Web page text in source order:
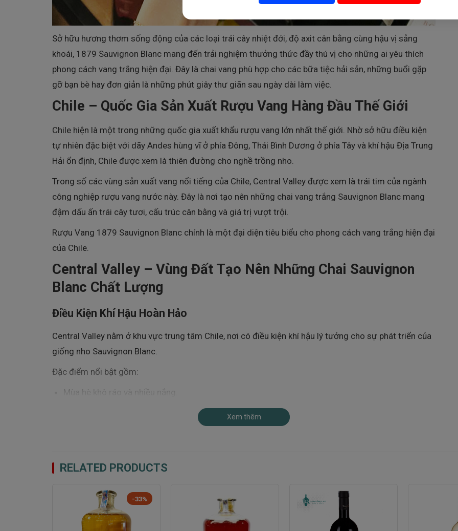
Sở hữu hương thơm sống động của các loại trái cây nhiệt đới, độ axit cân bằng cùng hậu vị sảng
khoái, 1879 Sauvignon Blanc mang đến trải nghiệm thưởng thức đầy thú vị cho những ai yêu thích
phong cách vang trắng hiện đại. Đây là chai vang phù hợp cho các bữa tiệc hải sản, những buổi gặp
gỡ bạn bè hay đơn giản là những phút giây thư giãn sau ngày dài làm việc.
Chile – Quốc Gia Sản Xuất Rượu Vang Hàng Đầu Thế Giới
Chile hiện là một trong những quốc gia xuất khẩu rượu vang lớn nhất thế giới. Nhờ sở hữu điều kiện
tự nhiên đặc biệt với dãy Andes hùng vĩ ở phía Đông, Thái Bình Dương ở phía Tây và khí hậu Địa Trung
Hải ổn định, Chile được xem là thiên đường cho nghề trồng nho.
Trong số các vùng sản xuất vang nổi tiếng của Chile, Central Valley được xem là trái tim của ngành
công nghiệp rượu vang nước này. Đây là nơi tạo nên những chai vang trắng Sauvignon Blanc mang
đậm dấu ấn trái cây tươi, cấu trúc cân bằng và giá trị vượt trội.
Rượu Vang 1879 Sauvignon Blanc chính là một đại diện tiêu biểu cho phong cách vang trắng hiện đại
của Chile.
Central Valley – Vùng Đất Tạo Nên Những Chai Sauvignon
Blanc Chất Lượng
Điều Kiện Khí Hậu Hoàn Hảo
Central Valley nằm ở khu vực trung tâm Chile, nơi có điều kiện khí hậu lý tưởng cho sự phát triển của
giống nho Sauvignon Blanc.
Đặc điểm nổi bật gồm:
Mùa hè khô ráo và nhiều nắng.
Nguồn nước tinh khiết từ dãy Andes.
Những yếu tố này giúp nho chín từ từ, giữ được độ axit tự nhiên và phát triển hương thơm phức hợp.
Thổ Nhưỡng Giàu Khoáng Chất
Xem thêm
RELATED PRODUCTS
-33%